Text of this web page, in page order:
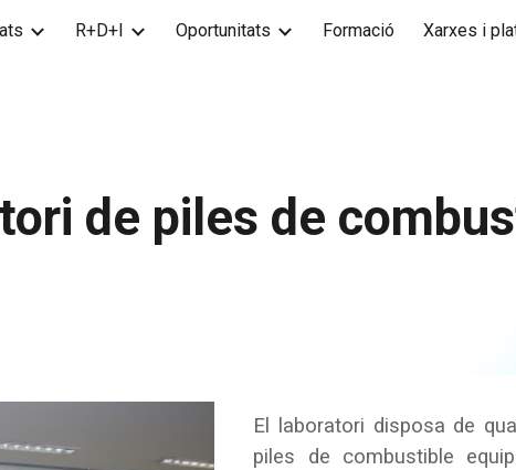
main content Skip to navigation
R+D+I Oportunitats Formació Xarxes i
de piles de
El laboratori disposa de
piles de combustible